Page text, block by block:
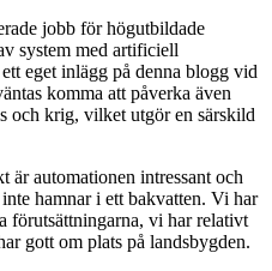
jobb för högutbildade
system med artificiell
eget inlägg på denna blogg vid
komma att påverka även
och krig, vilket utgör en särskild
är automationen intressant och
hamnar i ett bakvatten. Vi har
förutsättningarna, vi har relativt
gott om plats på landsbygden.